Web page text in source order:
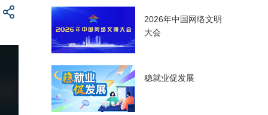
2026年中国网络文明
大会
稳就业促发展